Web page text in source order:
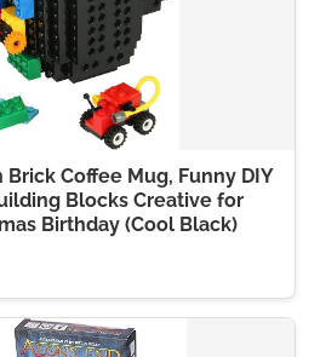
Coffee Mug, Funny DIY
Blocks Creative for
Birthday (Cool Black)